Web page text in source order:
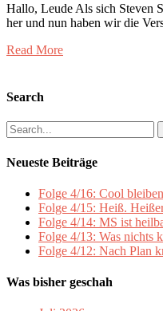
Hallo, Leude Als sich Steven
her und nun haben wir die
Read More
Search
Search
for:
Neueste Beiträge
Folge 4/16: Cool
Folge 4/15: Heiß.
Folge 4/14: MS ist
Folge 4/13: Was nichts
Folge 4/12: Nach Plan
Was bisher geschah